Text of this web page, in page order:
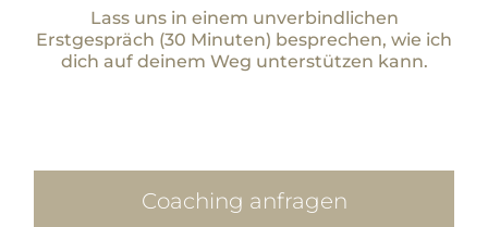
Lass uns in einem unverbindlichen
Erstgespräch (30 Minuten) besprechen, wie ich
dich auf deinem Weg unterstützen kann.
Coaching anfragen